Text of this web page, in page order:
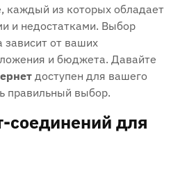
каждый из которых обладает
и недостатками. Выбор
зависит от ваших
и бюджета. Давайте
доступен для вашего
правильный выбор.
соединений для